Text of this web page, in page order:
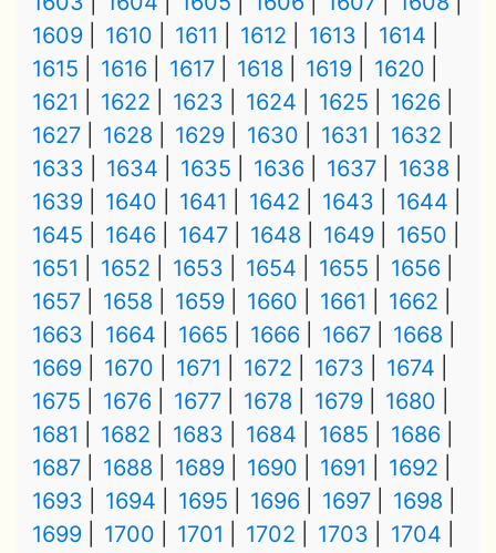
1609
1610 1611 1612 1613
1614
1615
1616 1617 1618 1619
1620
1621
1622 1623 1624 1625
1626
1627
1628 1629 1630 1631
1632
1633
1634 1635 1636 1637
1638
1639
1640 1641 1642 1643
1644
1645
1646 1647 1648 1649
1650
1651
1652 1653 1654 1655
1656
1657
1658 1659 1660 1661
1662
1663
1664 1665 1666 1667
1668
1669
1670 1671 1672 1673
1674
1675
1676 1677 1678 1679
1680
1681
1682 1683 1684 1685
1686
1687
1688 1689 1690 1691
1692
1693
1694 1695 1696 1697
1698
1699
1700 1701 1702 1703
1704